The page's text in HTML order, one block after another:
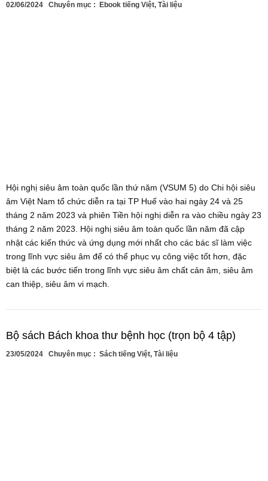
02/06/2024 Chuyên mục : Ebook tiếng Việt, Tài liệu
Hội nghị siêu âm toàn quốc lần thứ năm (VSUM 5) do Chi hội siêu
âm Việt Nam tổ chức diễn ra tại TP Huế vào hai ngày 24 và 25
tháng 2 năm 2023 và phiên Tiền hội nghị diễn ra vào chiều ngày 23
tháng 2 năm 2023. Hội nghị siêu âm toàn quốc lần năm đã cập
nhật các kiến thức và ứng dụng mới nhất cho các bác sĩ làm việc
trong lĩnh vực siêu âm để có thể phục vụ công việc tốt hơn, đặc
biệt là các bước tiến trong lĩnh vực siêu âm chất cản âm, siêu âm
can thiệp, siêu âm vi mạch.
Bộ sách Bách khoa thư bệnh học (trọn bộ 4 tập)
23/05/2024 Chuyên mục : Sách tiếng Việt, Tài liệu